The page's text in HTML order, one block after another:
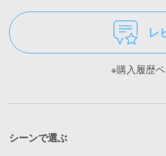
レ
※購入履歴ペ
シーンで選ぶ